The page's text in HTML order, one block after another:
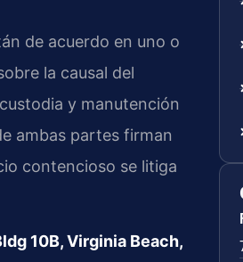
de acuerdo en uno o
la causal del
y manutención
ambas partes firman
contencioso se litiga
10B, Virginia Beach,